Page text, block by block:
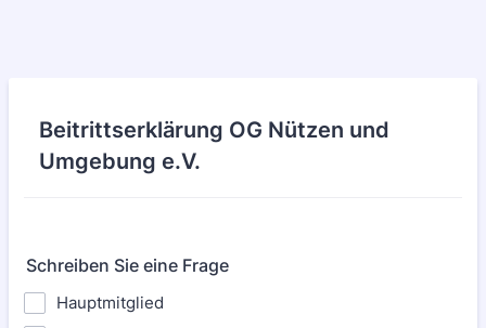
Beitrittserklärung OG Nützen und
Umgebung e.V.
Schreiben Sie eine Frage
Hauptmitglied